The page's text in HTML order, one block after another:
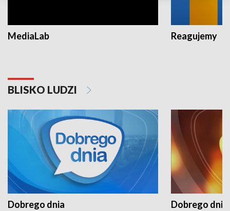
MediaLab Reagujemy
BLISKO LUDZI
Dobrego dnia Dobrego dnia